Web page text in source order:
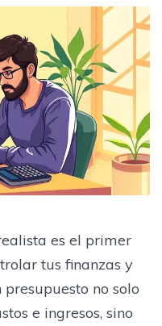
es el primer
tus finanzas y
no solo
e ingresos, sino